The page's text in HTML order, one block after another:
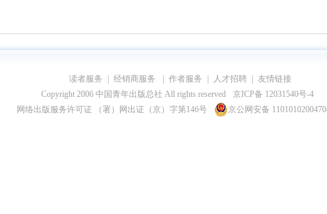
读者服务 经销商服务 作者服务 人才招聘
友情链接
Copyright 2006 中国青年出版总社 All rights reserved
京ICP备 12031540号-4
网络出版服务许可证 （署）网出证（京）字第146号
京公网安备